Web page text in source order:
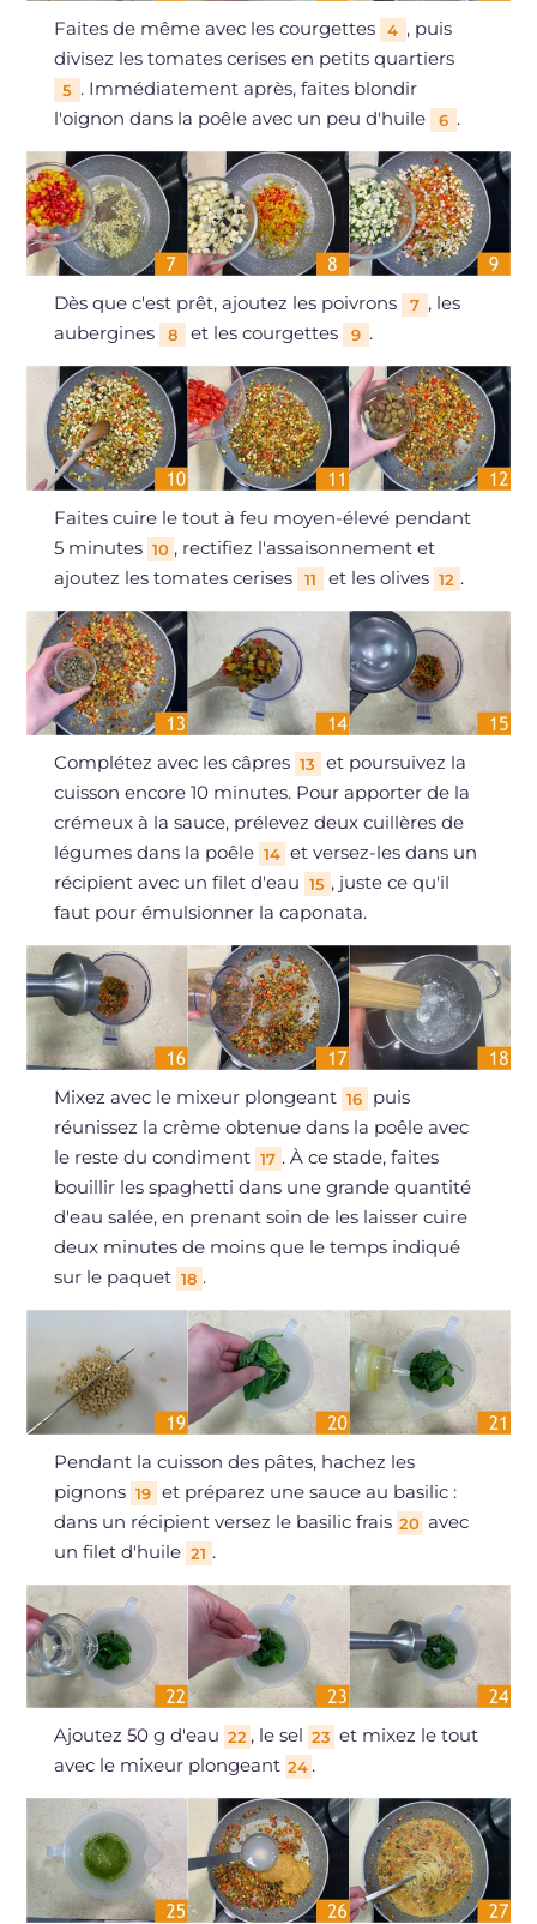
Faites de même avec les courgettes 4 , puis
divisez les tomates cerises en petits quartiers
5 . Immédiatement après, faites blondir
l'oignon dans la poêle avec un peu d'huile
6 .
Dès que c'est prêt, ajoutez les poivrons 7 , les
aubergines
8 et les courgettes 9 .
Faites cuire le tout à feu moyen-élevé pendant
5 minutes 10 , rectifiez l'assaisonnement et
ajoutez les tomates cerises
11 et les olives 12 .
Complétez avec les câpres 13
et poursuivez la
cuisson encore 10 minutes. Pour apporter de la
crémeux à la sauce, prélevez deux cuillères de
légumes dans la poêle 14 et versez-les dans un
récipient avec un filet d'eau 15 , juste ce qu'il
faut pour émulsionner la caponata.
Mixez avec le mixeur plongeant 16
puis
réunissez la crème obtenue dans la poêle avec
le reste du condiment 17 . À ce stade, faites
bouillir les spaghetti dans une grande quantité
d'eau salée, en prenant soin de les laisser cuire
deux minutes de moins que le temps indiqué
sur le paquet 18 .
Pendant la cuisson des pâtes, hachez les
pignons 19 et préparez une sauce au basilic :
dans un récipient versez le basilic frais 20 avec
un filet d'huile 21 .
Ajoutez 50 g d'eau 22 , le sel 23 et mixez le tout
avec le mixeur plongeant 24 .